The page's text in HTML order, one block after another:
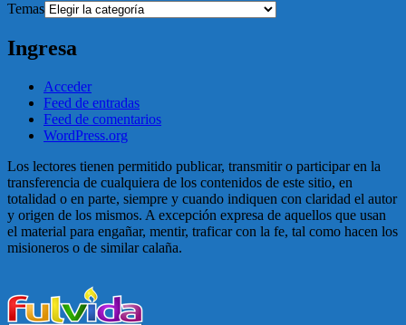
Temas
Ingresa
Acceder
Feed de entradas
Feed de comentarios
WordPress.org
Los lectores tienen permitido publicar, transmitir o participar en la
transferencia de cualquiera de los contenidos de este sitio, en
totalidad o en parte, siempre y cuando indiquen con claridad el autor
y origen de los mismos. A excepción expresa de aquellos que usan
el material para engañar, mentir, traficar con la fe, tal como hacen los
misioneros o de similar calaña.